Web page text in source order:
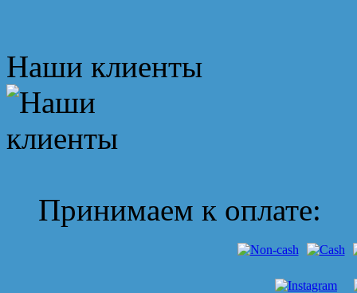
Наши клиенты
Принимаем к оплате: